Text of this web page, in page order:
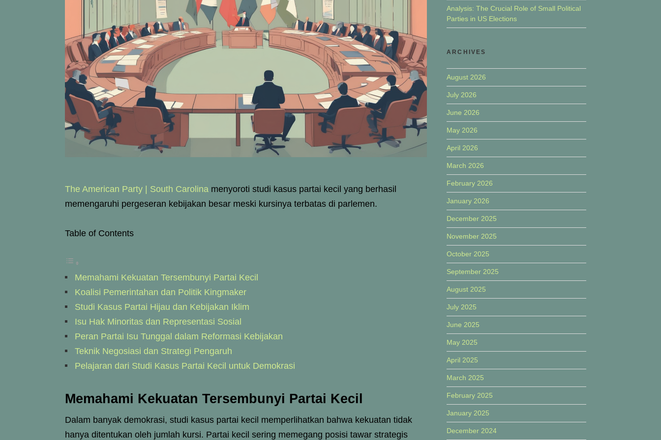
The American Party | South Carolina menyoroti studi kasus partai kecil yang berhasil
memengaruhi pergeseran kebijakan besar meski kursinya terbatas di parlemen.
Table of Contents
Memahami Kekuatan Tersembunyi Partai Kecil
Koalisi Pemerintahan dan Politik Kingmaker
Studi Kasus Partai Hijau dan Kebijakan Iklim
Isu Hak Minoritas dan Representasi Sosial
Peran Partai Isu Tunggal dalam Reformasi Kebijakan
Teknik Negosiasi dan Strategi Pengaruh
Pelajaran dari Studi Kasus Partai Kecil untuk Demokrasi
Memahami Kekuatan Tersembunyi Partai Kecil
Dalam banyak demokrasi, studi kasus partai kecil memperlihatkan bahwa kekuatan tidak
hanya ditentukan oleh jumlah kursi. Partai kecil sering memegang posisi tawar strategis
Analysis: The Crucial Role of Small Political
Parties in US Elections
ARCHIVES
August 2026
July 2026
June 2026
May 2026
April 2026
March 2026
February 2026
January 2026
December 2025
November 2025
October 2025
September 2025
August 2025
July 2025
June 2025
May 2025
April 2025
March 2025
February 2025
January 2025
December 2024